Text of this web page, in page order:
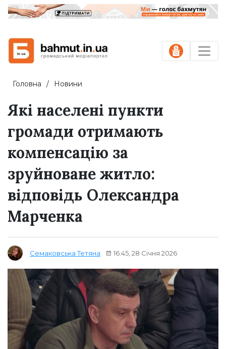
Головна Новини
Які населені пункти
громади отримають
компенсацію за
зруйноване житло:
відповідь Олександра
Марченка
Семаковська Тетяна 16:45, 28 Січня 2026